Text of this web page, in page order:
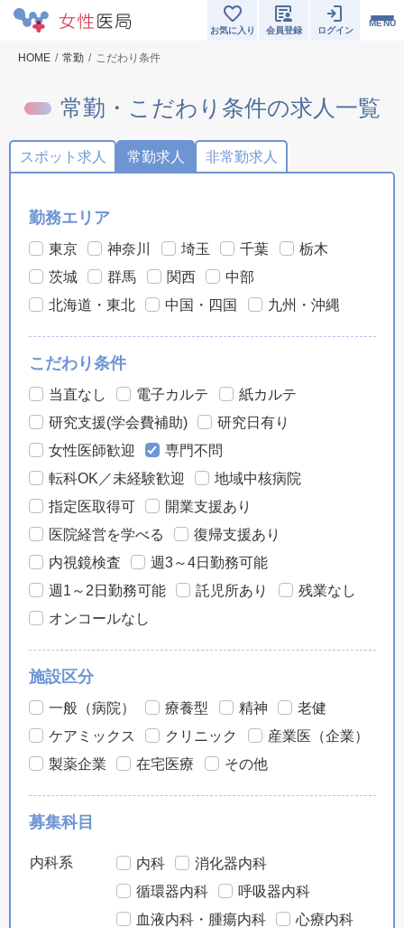
MENU
お気に入り 会員登録 ログイン
HOME 常勤 こだわり条件
常勤・こだわり条件の求人一覧
スポット求人 常勤求人 非常勤求人
勤務エリア
東京 神奈川 埼玉 千葉
栃木
茨城
群馬 関西
中部
北海道・東北
中国・四国 九州・沖縄
こだわり条件
当直なし 電子カルテ
紙カルテ
研究支援(学会費補助)
研究日有り
女性医師歓迎
専門不問
転科OK／未経験歓迎
地域中核病院
指定医取得可
開業支援あり
医院経営を学べる
復帰支援あり
内視鏡検査
週3～4日勤務可能
週1～2日勤務可能
託児所あり
残業なし
オンコールなし
施設区分
一般（病院） 療養型 精神
老健
ケアミックス
クリニック
産業医（企業）
製薬企業
在宅医療 その他
募集科目
内科系 内科
消化器内科
循環器内科
呼吸器内科
血液内科・腫瘍内科
心療内科